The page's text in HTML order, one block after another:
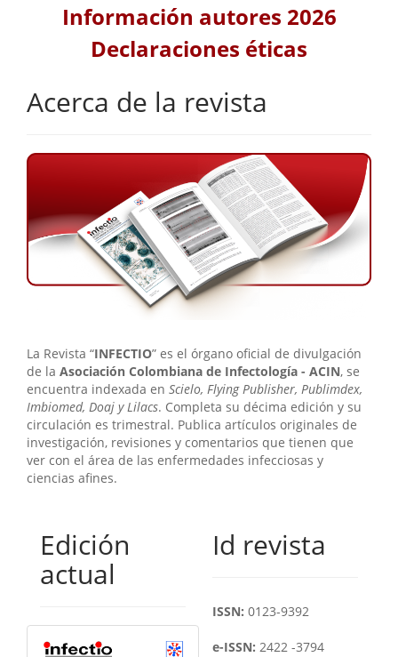
Información autores 2026
Declaraciones éticas
Acerca de la revista
La Revista “INFECTIO” es el órgano oficial de divulgación
de la Asociación Colombiana de Infectología - ACIN, se
encuentra indexada en Scielo, Flying Publisher, Publimdex,
Imbiomed, Doaj y Lilacs. Completa su décima edición y su
circulación es trimestral. Publica artículos originales de
investigación, revisiones y comentarios que tienen que
ver con el área de las enfermedades infecciosas y
ciencias afines.
Edición
actual
Id revista
ISSN: 0123-9392
e-ISSN: 2422 -3794